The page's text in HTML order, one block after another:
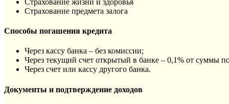
Страхование предмета залога
Способы погашения кредита
Через кассу банка – без комиссии;
Через текущий счет открытый в банке – 0,1% от суммы
Через счет или кассу другого банка.
Документы и подтверждение доходов